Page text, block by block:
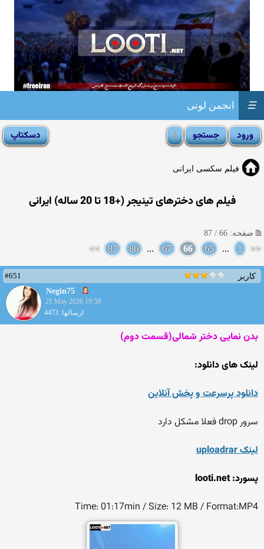
انجمن لوتی ☰
فیلم سکسی ایرانی
فیلم های دخترهای تینیجر (+18 تا 20 ساله) ایرانی
صفحه: 66 / 87
<<
1
...
65
66
67
...
86
87
>>
کاربر
#651
Negin75
21 May 2026 19:59
ارسالها: 4473
بدن نمایی دختر شمالی(قسمت دوم)
لینک های دانلود:
دانلود پرسرعت و پخش آنلاین
سرور drop فعلا مشکل دارد
لینک uploadrar
پسورد: looti.net
Time: 01:17min / Size: 12 MB / Format:MP4